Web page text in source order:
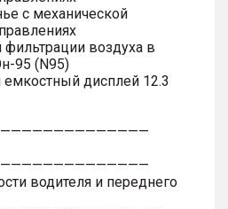
с механической
воздуха в
95 (N95)
дисплей 12.3
водителя и переднего